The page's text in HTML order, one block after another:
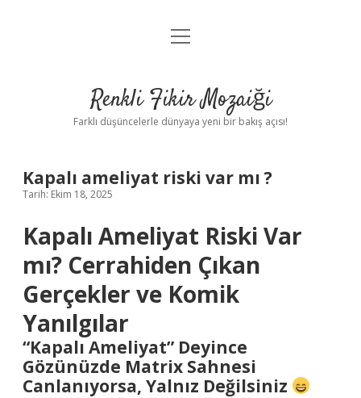
Anasayfa
Yasal Uyarı
menüyü
Renkli Fikir Mozaiği
Farklı düşüncelerle dünyaya yeni bir bakış açısı!
Kapalı ameliyat riski var mı ?
Tarih: Ekim 18, 2025
Kapalı Ameliyat Riski Var
mı? Cerrahiden Çıkan
Gerçekler ve Komik
Yanılgılar
“Kapalı Ameliyat” Deyince
Gözünüzde Matrix Sahnesi
Canlanıyorsa, Yalnız Değilsiniz